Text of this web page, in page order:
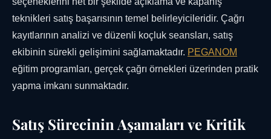
teknikleri satış başarısının temel belirleyicileridir. Çağrı
kayıtlarının analizi ve düzenli koçluk seansları, satış
ekibinin sürekli gelişimini sağlamaktadır. PEGANOM
eğitim programları, gerçek çağrı örnekleri üzerinden pratik
yapma imkanı sunmaktadır.
Satış Sürecinin Aşamaları ve Kritik